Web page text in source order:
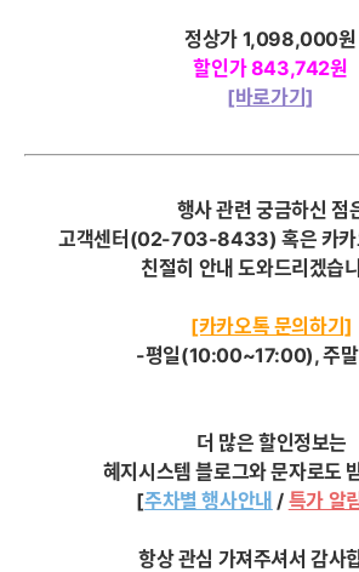
정상가 1,098,000원
할인가 843,742원
[바로가기]
행사 관련 궁금하신 점
고객센터(02-703-8433) 혹은 카카
친절히 안내 도와드리겠습
[카카오톡 문의하기]
-평일(10:00~17:00), 주
더 많은 할인정보는
혜지시스템 블로그와 문자로도
[주차별 행사안내 / 특가 알
항상 관심 가져주셔서 감사